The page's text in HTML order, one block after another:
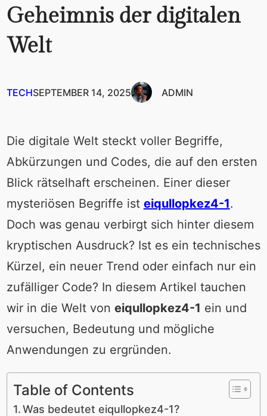
Geheimnis der digitalen
Welt
TECHSEPTEMBER 14, 2025 ADMIN
Die digitale Welt steckt voller Begriffe,
Abkürzungen und Codes, die auf den ersten
Blick rätselhaft erscheinen. Einer dieser
mysteriösen Begriffe ist eiqullopkez4-1.
Doch was genau verbirgt sich hinter diesem
kryptischen Ausdruck? Ist es ein technisches
Kürzel, ein neuer Trend oder einfach nur ein
zufälliger Code? In diesem Artikel tauchen
wir in die Welt von eiqullopkez4-1 ein und
versuchen, Bedeutung und mögliche
Anwendungen zu ergründen.
Table of Contents
Was bedeutet eiqullopkez4-1?